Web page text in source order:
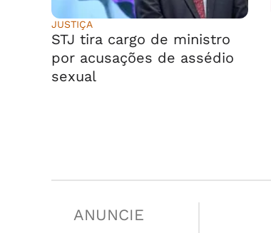
JUSTIÇA
STJ tira cargo de ministro
por acusações de assédio
sexual
ANUNCIE